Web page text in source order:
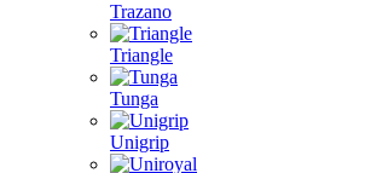
Trazano
Triangle
Tunga
Unigrip